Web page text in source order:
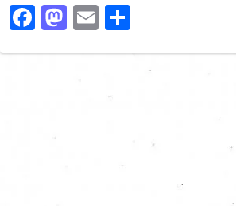
Facebook
Mastodon
Email